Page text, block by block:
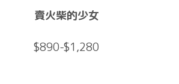
賣火柴的少女
$890-$1,280